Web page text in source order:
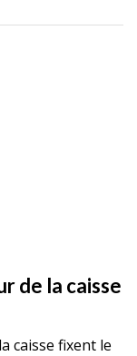
de la caisse
caisse fixent le